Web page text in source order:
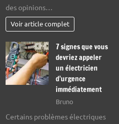
des opinions…
Voir article complet
7 signes que vous
devriez appeler
un électricien
d’urgence
immédiatement
Bruno
Certains problèmes électriques